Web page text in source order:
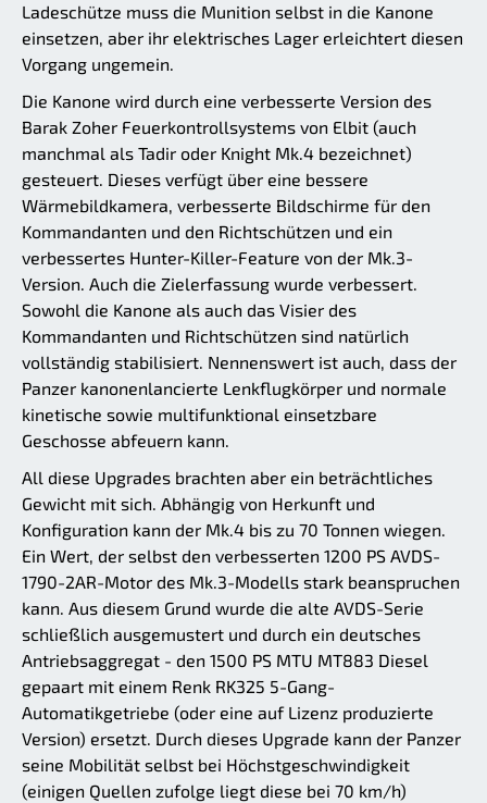
Ladeschütze muss die Munition selbst in die Kanone
einsetzen, aber ihr elektrisches Lager erleichtert diesen
Vorgang ungemein.
Die Kanone wird durch eine verbesserte Version des
Barak Zoher Feuerkontrollsystems von Elbit (auch
manchmal als Tadir oder Knight Mk.4 bezeichnet)
gesteuert. Dieses verfügt über eine bessere
Wärmebildkamera, verbesserte Bildschirme für den
Kommandanten und den Richtschützen und ein
verbessertes Hunter-Killer-Feature von der Mk.3-
Version. Auch die Zielerfassung wurde verbessert.
Sowohl die Kanone als auch das Visier des
Kommandanten und Richtschützen sind natürlich
vollständig stabilisiert. Nennenswert ist auch, dass der
Panzer kanonenlancierte Lenkflugkörper und normale
kinetische sowie multifunktional einsetzbare
Geschosse abfeuern kann.
All diese Upgrades brachten aber ein beträchtliches
Gewicht mit sich. Abhängig von Herkunft und
Konfiguration kann der Mk.4 bis zu 70 Tonnen wiegen.
Ein Wert, der selbst den verbesserten 1200 PS AVDS-
1790-2AR-Motor des Mk.3-Modells stark beanspruchen
kann. Aus diesem Grund wurde die alte AVDS-Serie
schließlich ausgemustert und durch ein deutsches
Antriebsaggregat - den 1500 PS MTU MT883 Diesel
gepaart mit einem Renk RK325 5-Gang-
Automatikgetriebe (oder eine auf Lizenz produzierte
Version) ersetzt. Durch dieses Upgrade kann der Panzer
seine Mobilität selbst bei Höchstgeschwindigkeit
(einigen Quellen zufolge liegt diese bei 70 km/h)